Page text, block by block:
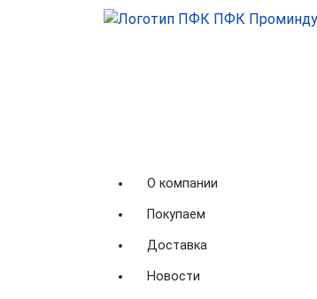
О компании
Покупаем
Доставка
Новости